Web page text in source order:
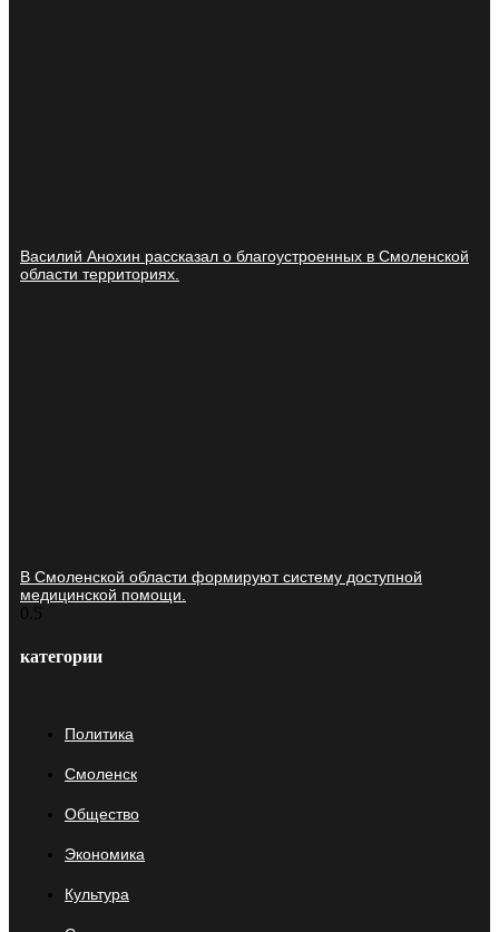
Василий Анохин рассказал о благоустроенных в Смоленской
области территориях.
В Смоленской области формируют систему доступной
медицинской помощи.
категории
Политика
Смоленск
Общество
Экономика
Культура